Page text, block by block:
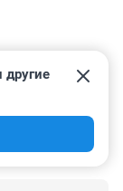
другие